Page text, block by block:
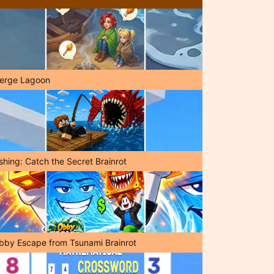
Lagoon
Catch the Secret Brainrot
Escape from Tsunami Brainrot